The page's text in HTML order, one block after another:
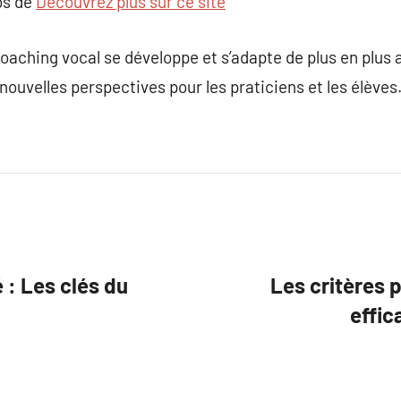
vocal se développe et s’adapte de plus en plus
perspectives pour les praticiens et les élèves.
: Les clés du
Les critères